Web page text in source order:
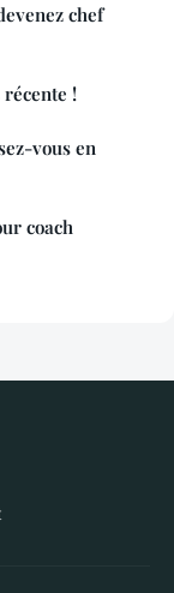
chef
!
vous en
coach